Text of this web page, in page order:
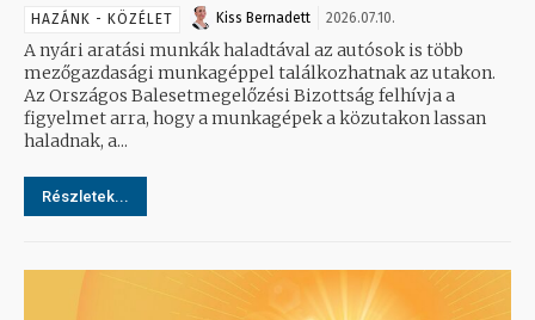
HAZÁNK - KÖZÉLET Kiss Bernadett 2026.07.10.
A nyári aratási munkák haladtával az autósok is több
mezőgazdasági munkagéppel találkozhatnak az utakon.
Az Országos Balesetmegelőzési Bizottság felhívja a
figyelmet arra, hogy a munkagépek a közutakon lassan
haladnak, a...
Részletek...